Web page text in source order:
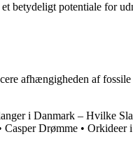
betydeligt potentiale for
afhængigheden af
i Danmark – Hvilke
Casper Drømme • Orkideer